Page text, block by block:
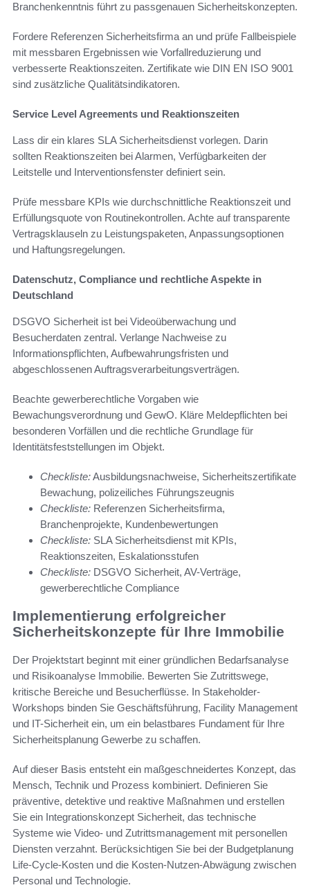
Branchenkenntnis führt zu passgenauen Sicherheitskonzepten.
Fordere Referenzen Sicherheitsfirma an und prüfe Fallbeispiele
mit messbaren Ergebnissen wie Vorfallreduzierung und
verbesserte Reaktionszeiten. Zertifikate wie DIN EN ISO 9001
sind zusätzliche Qualitätsindikatoren.
Service Level Agreements und Reaktionszeiten
Lass dir ein klares SLA Sicherheitsdienst vorlegen. Darin
sollten Reaktionszeiten bei Alarmen, Verfügbarkeiten der
Leitstelle und Interventionsfenster definiert sein.
Prüfe messbare KPIs wie durchschnittliche Reaktionszeit und
Erfüllungsquote von Routinekontrollen. Achte auf transparente
Vertragsklauseln zu Leistungspaketen, Anpassungsoptionen
und Haftungsregelungen.
Datenschutz, Compliance und rechtliche Aspekte in
Deutschland
DSGVO Sicherheit ist bei Videoüberwachung und
Besucherdaten zentral. Verlange Nachweise zu
Informationspflichten, Aufbewahrungsfristen und
abgeschlossenen Auftragsverarbeitungsverträgen.
Beachte gewerberechtliche Vorgaben wie
Bewachungsverordnung und GewO. Kläre Meldepflichten bei
besonderen Vorfällen und die rechtliche Grundlage für
Identitätsfeststellungen im Objekt.
Checkliste:Ausbildungsnachweise, Sicherheitszertifikate
Bewachung, polizeiliches Führungszeugnis
Checkliste: Referenzen Sicherheitsfirma,
Branchenprojekte, Kundenbewertungen
Checkliste: SLA Sicherheitsdienst mit KPIs,
Reaktionszeiten, Eskalationsstufen
Checkliste: DSGVO Sicherheit, AV-Verträge,
gewerberechtliche Compliance
Implementierung erfolgreicher
Sicherheitskonzepte für Ihre Immobilie
Der Projektstart beginnt mit einer gründlichen Bedarfsanalyse
und Risikoanalyse Immobilie. Bewerten Sie Zutrittswege,
kritische Bereiche und Besucherflüsse. In Stakeholder-
Workshops binden Sie Geschäftsführung, Facility Management
und IT-Sicherheit ein, um ein belastbares Fundament für Ihre
Sicherheitsplanung Gewerbe zu schaffen.
Auf dieser Basis entsteht ein maßgeschneidertes Konzept, das
Mensch, Technik und Prozess kombiniert. Definieren Sie
präventive, detektive und reaktive Maßnahmen und erstellen
Sie ein Integrationskonzept Sicherheit, das technische
Systeme wie Video- und Zutrittsmanagement mit personellen
Diensten verzahnt. Berücksichtigen Sie bei der Budgetplanung
Life-Cycle-Kosten und die Kosten-Nutzen-Abwägung zwischen
Personal und Technologie.